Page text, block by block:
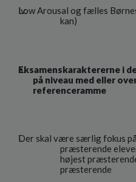
Low Arousal og fælles
kan)
Eksamenskaraktererne i
på niveau med eller
referenceramme
Der skal være særlig fokus
præsterende
højest
præsterende